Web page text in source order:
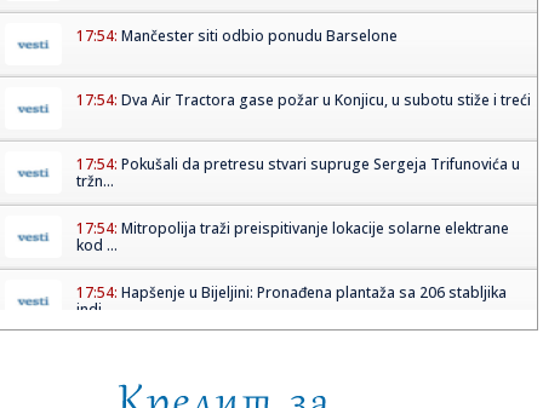
17:54: Mančester siti odbio ponudu Barselone
17:54: Dva Air Tractora gase požar u Konjicu, u subotu stiže i treći
17:54: Pokušali da pretresu stvari supruge Sergeja Trifunovića u
tržn...
17:54: Mitropolija traži preispitivanje lokacije solarne elektrane
kod ...
17:54: Hapšenje u Bijeljini: Pronađena plantaža sa 206 stabljika
indi...